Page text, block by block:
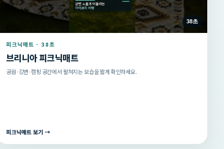
38초
피크닉매트 · 38초
브리니아 피크닉매트
공원·강변·캠핑 공간에서 펼쳐지는 모습을 짧게 확인하세요.
피크닉매트 보기 →